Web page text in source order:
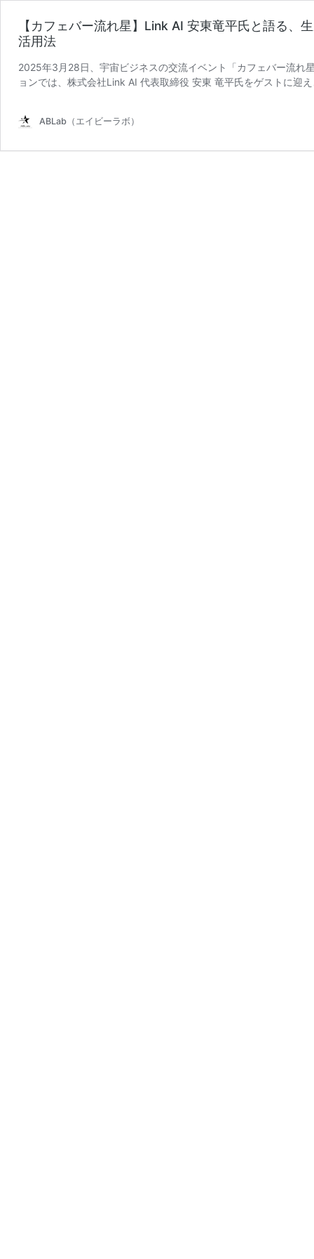
【カフェバー流れ星】Link AI 安東竜平氏と語る、
活用法
2025年3月28日、宇宙ビジネスの交流イベント「カフェバー流れ
ョンでは、株式会社Link AI 代表取締役 安東 竜平氏をゲストに迎
ABLab（エイビーラボ）